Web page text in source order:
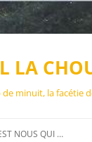
LA
minuit, la facétie
NOUS QUI …